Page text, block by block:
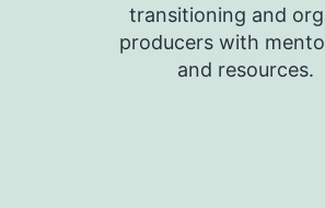
transitioning and
producers with
and resources.